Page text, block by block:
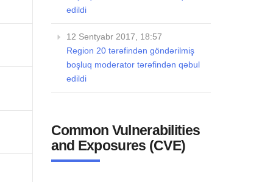
edildi
12 Sentyabr 2017, 18:57
Region 20 tərəfindən göndərilmiş
boşluq moderator tərəfindən qəbul
edildi
Common Vulnerabilities
and Exposures (CVE)